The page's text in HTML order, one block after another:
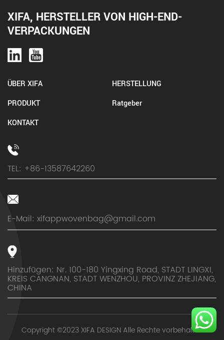
XIFA, HERSTELLER VON HIGH-END-
VERPACKUNGEN
ÜBER XIFA
HERSTELLUNG
PRODUKT
Ratgeber
KONTAKT
TEL: +86-13587642260
E-Mail: xifappwovenbag@gmail.com
Hinzufügen: Nr. 100-180 Yingxing Road, STADT LINGXI,
KREIS CANGNAN, STADT WENZHOU, PROVINZ ZHEJIANG,
CHINA
Copyright ©2023 XIFA DESIGN Alle Rechte vorbehalten